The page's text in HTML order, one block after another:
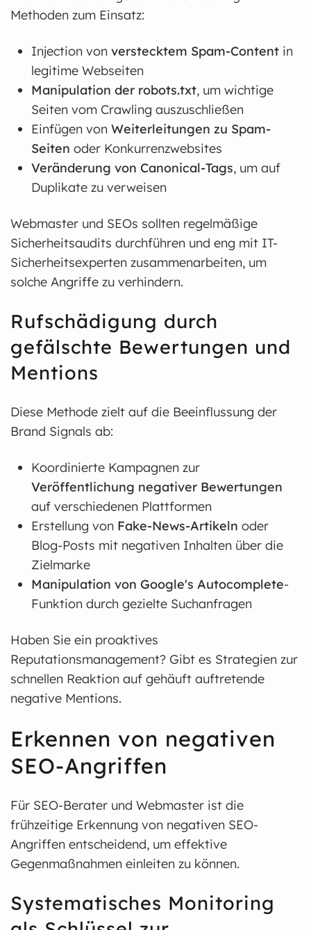
Methoden zum Einsatz:
Injection von verstecktem Spam-Content in
legitime Webseiten
Manipulation der robots.txt, um wichtige
Seiten vom Crawling auszuschließen
Einfügen von Weiterleitungen zu Spam-
Seiten oder Konkurrenzwebsites
Veränderung von Canonical-Tags, um auf
Duplikate zu verweisen
Webmaster und SEOs sollten regelmäßige
Sicherheitsaudits durchführen und eng mit IT-
Sicherheitsexperten zusammenarbeiten, um
solche Angriffe zu verhindern.
Rufschädigung durch
gefälschte Bewertungen und
Mentions
Diese Methode zielt auf die Beeinflussung der
Brand Signals ab:
Koordinierte Kampagnen zur
Veröffentlichung negativer Bewertungen
auf verschiedenen Plattformen
Erstellung von Fake-News-Artikeln oder
Blog-Posts mit negativen Inhalten über die
Zielmarke
Manipulation von Google's Autocomplete-
Funktion durch gezielte Suchanfragen
Haben Sie ein proaktives
Reputationsmanagement? Gibt es Strategien zur
schnellen Reaktion auf gehäuft auftretende
negative Mentions.
Erkennen von negativen
SEO-Angriffen
Für SEO-Berater und Webmaster ist die
frühzeitige Erkennung von negativen SEO-
Angriffen entscheidend, um effektive
Gegenmaßnahmen einleiten zu können.
Systematisches Monitoring